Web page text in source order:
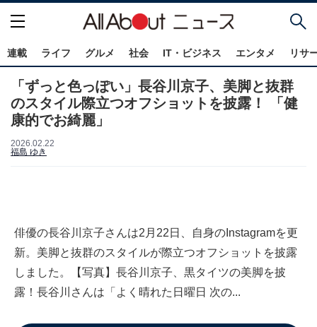
連載 ライフ グルメ 社会 IT・ビジネス エンタメ リサ
「ずっと色っぽい」長谷川京子、美脚と抜群
のスタイル際立つオフショットを披露！ 「健
康的でお綺麗」
2026.02.22
福島 ゆき
俳優の長谷川京子さんは2月22日、自身のInstagramを更
新。美脚と抜群のスタイルが際立つオフショットを披露
しました。【写真】長谷川京子、黒タイツの美脚を披
露！長谷川さんは「よく晴れた日曜日 次の...